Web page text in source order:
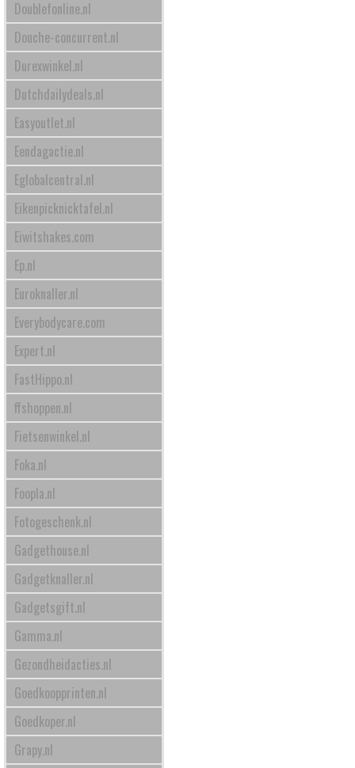
Doublefonline.nl
Douche-concurrent.nl
Durexwinkel.nl
Dutchdailydeals.nl
Easyoutlet.nl
Eendagactie.nl
Eglobalcentral.nl
Eikenpicknicktafel.nl
Eiwitshakes.com
Ep.nl
Euroknaller.nl
Everybodycare.com
Expert.nl
FastHippo.nl
ffshoppen.nl
Fietsenwinkel.nl
Foka.nl
Foopla.nl
Fotogeschenk.nl
Gadgethouse.nl
Gadgetknaller.nl
Gadgetsgift.nl
Gamma.nl
Gezondheidacties.nl
Goedkoopprinten.nl
Goedkoper.nl
Grapy.nl